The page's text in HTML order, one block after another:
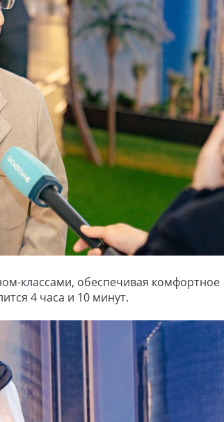
классами, обеспечивая комфортное
4 часа и 10 минут.